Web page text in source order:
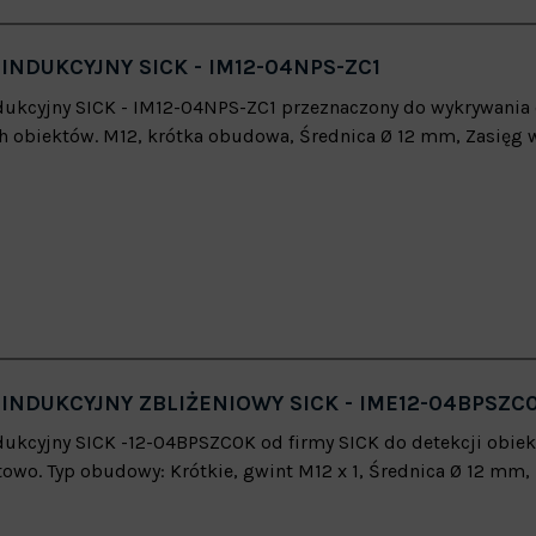
SICK - IM12-04NPS-ZC1
SICK - IM12-04NPS-ZC1 przeznaczony do
obiektów. M12, krótka obudowa, Średnica Ø 12 mm, Zasięg
ZBLIŻENIOWY SICK - IME12-
SICK -12-04BPSZC0K od firmy SICK do detekcji
Typ obudowy: Krótkie, gwint M12 x 1, Średnica Ø 12 mm,